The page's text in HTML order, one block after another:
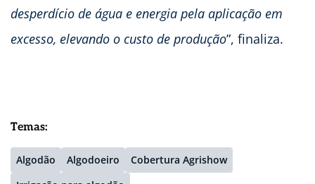
desperdício de água e energia pela aplicação em
excesso, elevando o custo de produção”, finaliza.
Temas:
Algodão Algodoeiro
Cobertura Agrishow